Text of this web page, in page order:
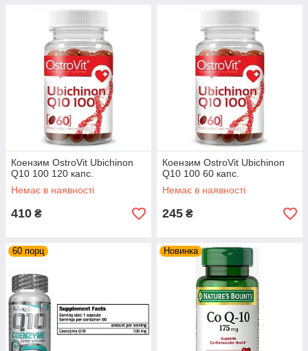
Коензим OstroVit Ubichinon
Q10 100 120 капс.
Немає в наявності
410 ₴
Коензим OstroVit Ubichinon
Q10 100 60 капс.
Немає в наявності
245 ₴
60 порц Новинка